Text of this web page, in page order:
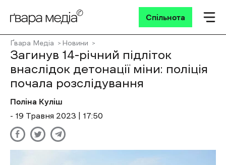
Спільнота
Ґвара Медіа Новини
Загинув 14-річний підліток
внаслідок детонації міни: поліція
почала розслідування
Поліна Куліш
- 19 Травня 2023 | 17:50